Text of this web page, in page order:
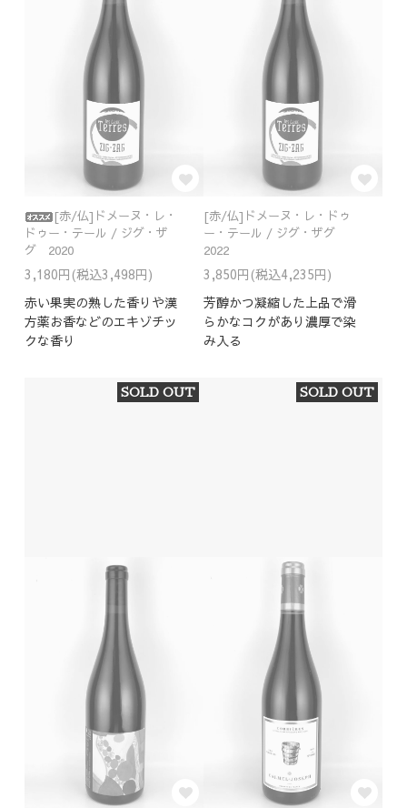
[赤/仏]ドメーヌ・レ・
ドゥー・テール / ジグ・ザ
グ 2020
3,180円(税込3,498円)
赤い果実の熟した香りや漢
方薬お香などのエキゾチッ
クな香り
[赤/仏]ドメーヌ・レ・ドゥ
ー・テール / ジグ・ザグ
2022
3,850円(税込4,235円)
芳醇かつ凝縮した上品で滑
らかなコクがあり濃厚で染
み入る
SOLD OUT SOLD OUT